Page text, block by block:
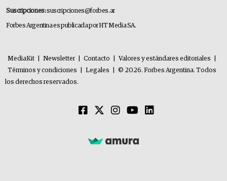
Suscripciones:suscripciones@forbes.ar
Forbes Argentina es publicada por HT Media SA.
MediaKit Newsletter Contacto Valores y estándares editoriales
Términos y condiciones
Legales
© 2026. Forbes Argentina. Todos
los derechos reservados.